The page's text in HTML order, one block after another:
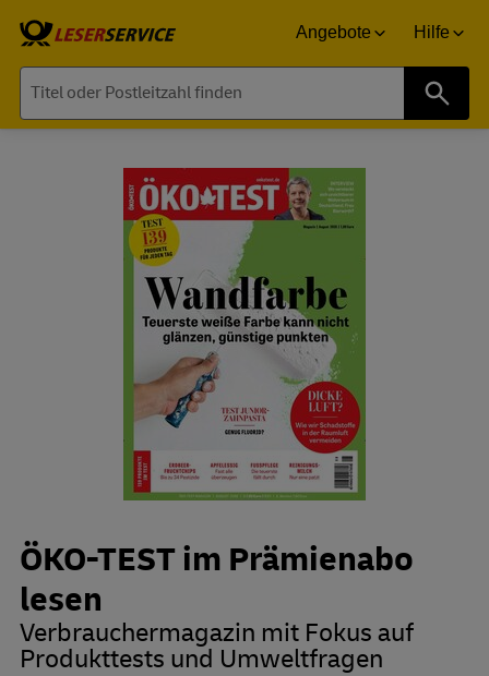
Angebote Hilfe
ÖKO-TEST im Prämienabo
lesen
Verbrauchermagazin mit Fokus auf
Produkttests und Umweltfragen